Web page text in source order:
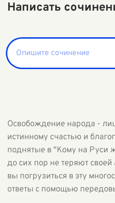
Написать
Освобождение народа -
истинному счастью и
поднятые в "Кому на Руси
до сих пор не теряют своей
вы погрузиться в эту
ответы с помощью